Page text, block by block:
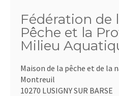
Fédération de
Pêche et la
Milieu
Maison de la pêche et de la
Montreuil
10270 LUSIGNY SUR BARSE